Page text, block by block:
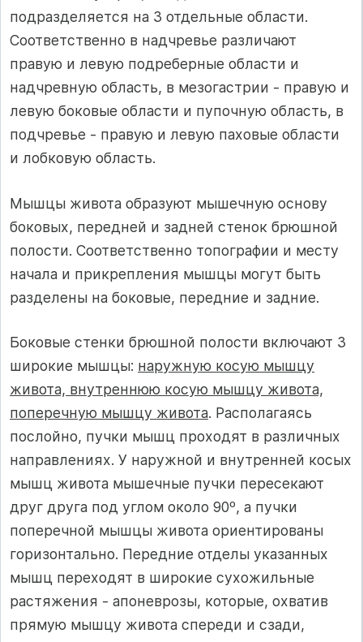
подразделяется на 3 отдельные области.
Соответственно в надчревье различают
правую и левую подреберные области и
надчревную область, в мезогастрии - правую и
левую боковые области и пупочную область, в
подчревье - правую и левую паховые области
и лобковую область.
Мышцы живота образуют мышечную основу
боковых, передней и задней стенок брюшной
полости. Соответственно топографии и месту
начала и прикрепления мышцы могут быть
разделены на боковые, передние и задние.
Боковые стенки брюшной полости включают 3
широкие мышцы: наружную косую мышцу
живота, внутреннюю косую мышцу живота,
поперечную мышцу живота. Располагаясь
послойно, пучки мышц проходят в различных
направлениях. У наружной и внутренней косых
мышц живота мышечные пучки пересекают
друг друга под углом около 90º, а пучки
поперечной мышцы живота ориентированы
горизонтально. Передние отделы указанных
мышц переходят в широкие сухожильные
растяжения - апоневрозы, которые, охватив
прямую мышцу живота спереди и сзади,